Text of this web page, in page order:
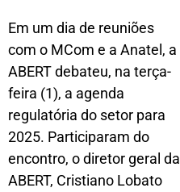
Em um dia de reuniões
com o MCom e a Anatel, a
ABERT debateu, na terça-
feira (1), a agenda
regulatória do setor para
2025. Participaram do
encontro, o diretor geral da
ABERT, Cristiano Lobato